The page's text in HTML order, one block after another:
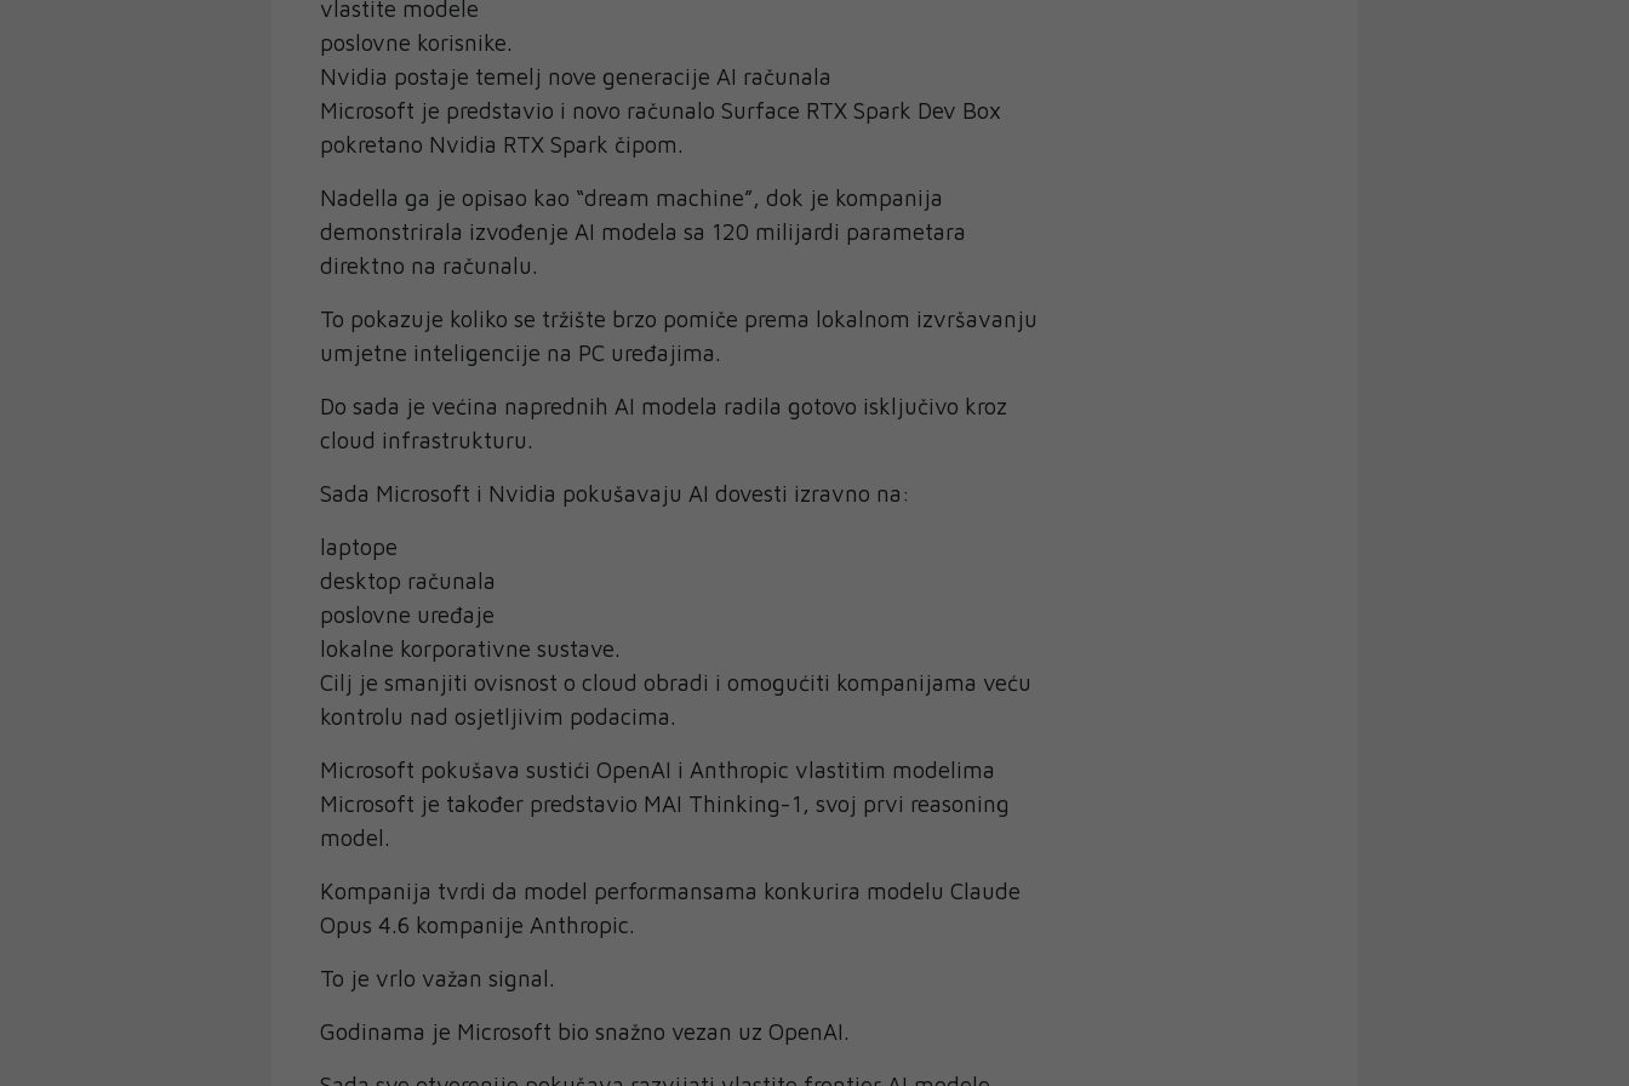
vlastite modele
poslovne korisnike.
Nvidia postaje temelj nove generacije AI računala
Microsoft je predstavio i novo računalo Surface RTX Spark Dev Box
pokretano Nvidia RTX Spark čipom.
Nadella ga je opisao kao “dream machine”, dok je kompanija
demonstrirala izvođenje AI modela sa 120 milijardi parametara
direktno na računalu.
To pokazuje koliko se tržište brzo pomiče prema lokalnom izvršavanju
umjetne inteligencije na PC uređajima.
Do sada je većina naprednih AI modela radila gotovo isključivo kroz
cloud infrastrukturu.
Sada Microsoft i Nvidia pokušavaju AI dovesti izravno na:
laptope
desktop računala
poslovne uređaje
lokalne korporativne sustave.
Cilj je smanjiti ovisnost o cloud obradi i omogućiti kompanijama veću
kontrolu nad osjetljivim podacima.
Microsoft pokušava sustići OpenAI i Anthropic vlastitim modelima
Microsoft je također predstavio MAI Thinking-1, svoj prvi reasoning
model.
Kompanija tvrdi da model performansama konkurira modelu Claude
Opus 4.6 kompanije Anthropic.
To je vrlo važan signal.
Godinama je Microsoft bio snažno vezan uz OpenAI.